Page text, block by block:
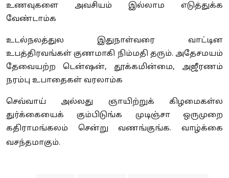
உணவுகளை அவசியம் இல்லாம எடுத்துக்க
வேண்டாம்க
உடல்நலத்துல இதுநாள்வரை வாட்டின
உபத்திரவங்கள் குணமாகி நிம்மதி தரும். அதேசமயம்
தேவையற்ற டென்ஷன், தூக்கமின்மை, அஜீரணம்
நரம்பு உபாதைகள் வரலாம்க
செவ்வாய் அல்லது ஞாயிற்றுக் கிழமைகள்ல
துர்க்கையைக் கும்பிடுங்க முடிஞ்சா ஒருமுறை
கதிராமங்கலம் சென்று வணங்குங்க. வாழ்க்கை
வசந்தமாகும்.